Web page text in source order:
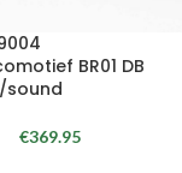
BR01 DB
sound
€369.95